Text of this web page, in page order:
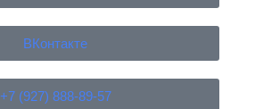
ВКонтакте
+7 (927) 888-89-57